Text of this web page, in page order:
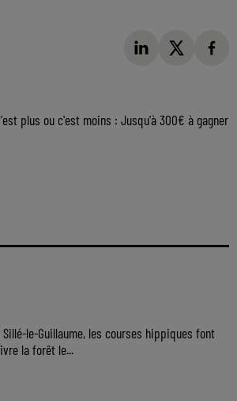
plus ou c'est moins : Jusqu'à 300€ à gagner
Sillé-le-Guillaume, les courses hippiques font
la forêt le...